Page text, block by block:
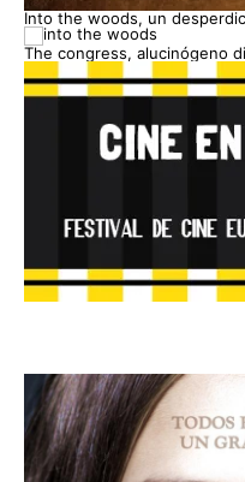
Into the woods, un
The congress, alucinógeno